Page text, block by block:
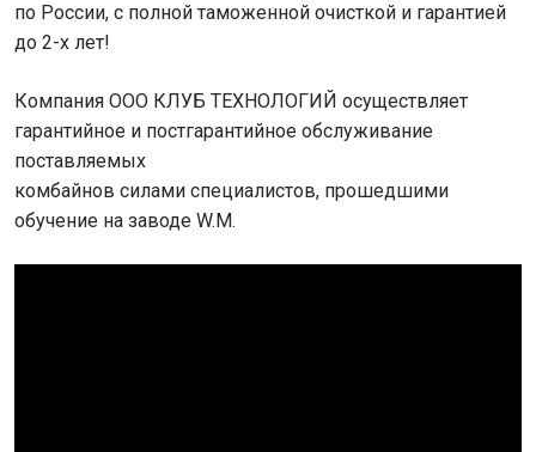
по России, с полной таможенной очисткой и гарантией
до 2-х лет!
Компания ООО КЛУБ ТЕХНОЛОГИЙ осуществляет
гарантийное и постгарантийное обслуживание
поставляемых
комбайнов силами специалистов, прошедшими
обучение на заводе W.M.